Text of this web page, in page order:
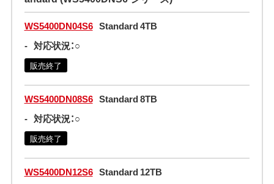
WS5400DN04S6 Standard 4TB
- 対応状況：○
販売終了
WS5400DN08S6 Standard 8TB
- 対応状況：○
販売終了
WS5400DN12S6 Standard 12TB